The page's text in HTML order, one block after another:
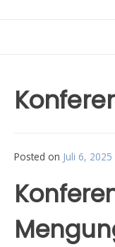
Posted on Juli 6, 2025